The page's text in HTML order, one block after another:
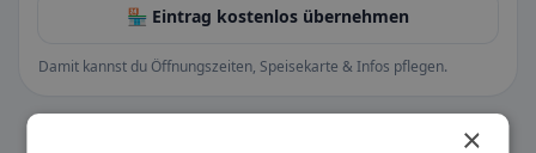
🏪 Eintrag kostenlos übernehmen
Damit kannst du Öffnungszeiten, Speisekarte & Infos pflegen.
×